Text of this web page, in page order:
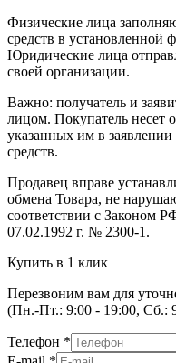
Физические лица
средств в установленной
Юридические лица
своей организации.
Важно: получатель и
лицом. Покупатель несет
указанных им в
средств.
Продавец вправе
обмена Товара, не
соответствии с Законом
07.02.1992 г. № 2300-1.
Купить в 1 клик
Перезвоним вам для
(Пн.-Пт.: 9:00 - 19:00, Сб.:
Телефон *